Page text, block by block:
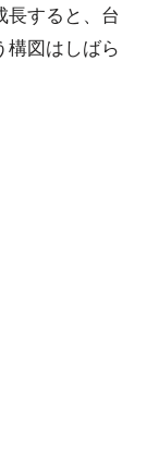
長すると、台
構図はしばら